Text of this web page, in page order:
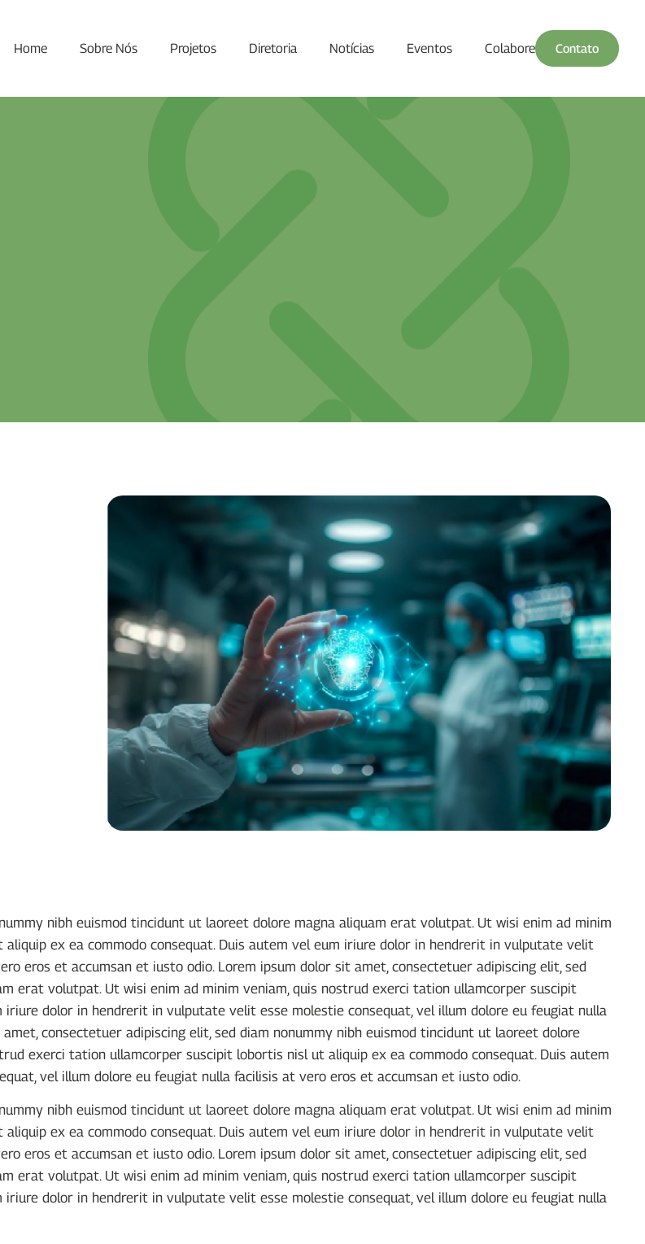
Home Sobre Nós Projetos Diretoria Notícias Eventos Colabore Contato
nibh euismod tincidunt ut laoreet dolore magna aliquam erat volutpat. Ut wisi enim ad minim
ex ea commodo consequat. Duis autem vel eum iriure dolor in hendrerit in vulputate velit
eros et accumsan et iusto odio. Lorem ipsum dolor sit amet, consectetuer adipiscing elit, sed
erat volutpat. Ut wisi enim ad minim veniam, quis nostrud exerci tation ullamcorper suscipit
dolor in hendrerit in vulputate velit esse molestie consequat, vel illum dolore eu feugiat nulla
consectetuer adipiscing elit, sed diam nonummy nibh euismod tincidunt ut laoreet dolore
exerci tation ullamcorper suscipit lobortis nisl ut aliquip ex ea commodo consequat. Duis autem
vel illum dolore eu feugiat nulla facilisis at vero eros et accumsan et iusto odio.
nibh euismod tincidunt ut laoreet dolore magna aliquam erat volutpat. Ut wisi enim ad minim
ex ea commodo consequat. Duis autem vel eum iriure dolor in hendrerit in vulputate velit
eros et accumsan et iusto odio. Lorem ipsum dolor sit amet, consectetuer adipiscing elit, sed
erat volutpat. Ut wisi enim ad minim veniam, quis nostrud exerci tation ullamcorper suscipit
dolor in hendrerit in vulputate velit esse molestie consequat, vel illum dolore eu feugiat nulla